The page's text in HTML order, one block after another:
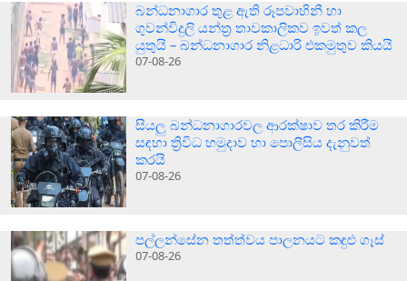
බන්ධනාගාර තුළ ඇති රූපවාහිනී හා
ගුවන්විදුලි යන්ත්‍ර තාවකාලිකව ඉවත් කල
යුතුයි – බන්ධනාගාර නිළධාරි එකමුතුව කියයි
07-08-26
සියලු බන්ධනාගාරවල ආරක්ෂාව තර කිරීම
සඳහා ත්‍රිවිධ හමුදාව හා පොලීසිය දැනුවත්
කරයි
07-08-26
පල්ලන්සේන තත්ත්වය පාලනයට කඳුළු ගෑස්
07-08-26